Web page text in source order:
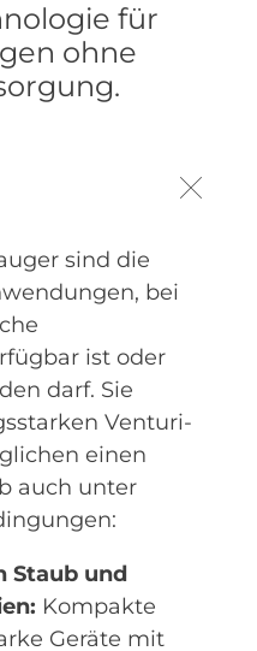
für
ohne
sind die
bei
ist oder
darf. Sie
Venturi-
einen
auch unter
Staub und
Kompakte
Geräte mit